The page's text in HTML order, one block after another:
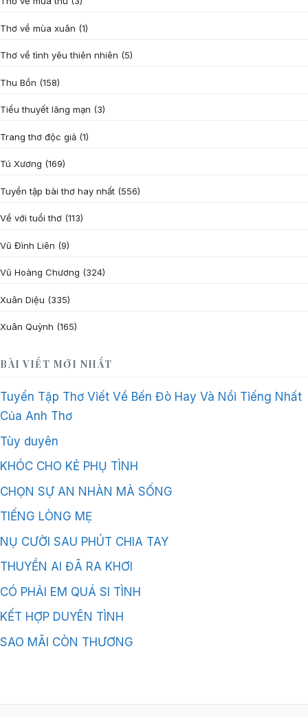
Thơ về mùa xuân (1)
Thơ về tình yêu thiên nhiên (5)
Thu Bồn (158)
Tiểu thuyết lãng mạn (3)
Trang thơ độc giả (1)
Tú Xương (169)
Tuyển tập bài thơ hay nhất (556)
Về với tuổi thơ (113)
Vũ Đình Liên (9)
Vũ Hoàng Chương (324)
Xuân Diệu (335)
Xuân Quỳnh (165)
BÀI VIẾT MỚI NHẤT
Tuyển Tập Thơ Viết Về Bến Đò Hay Và Nổi Tiếng Nhất
Của Anh Thơ
Tùy duyên
KHÓC CHO KẺ PHỤ TÌNH
CHỌN SỰ AN NHÀN MÀ SỐNG
TIẾNG LÒNG MẸ
NỤ CƯỜI SAU PHÚT CHIA TAY
THUYỀN AI ĐÃ RA KHƠI
CÓ PHẢI EM QUÁ SI TÌNH
KẾT HỢP DUYÊN TÌNH
SAO MÃI CÒN THƯƠNG